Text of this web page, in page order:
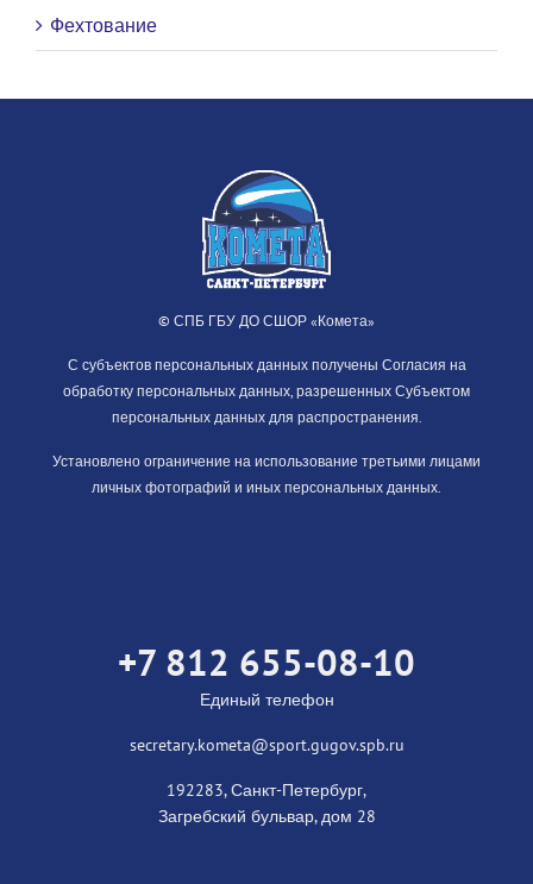
Фехтование
© СПБ ГБУ ДО СШОР «Комета»
С субъектов персональных данных получены Согласия на
обработку персональных данных, разрешенных Субъектом
персональных данных для распространения.
Установлено ограничение на использование третьими лицами
личных фотографий и иных персональных данных.
+7 812 655-08-10
Единый телефон
secretary.kometa@sport.gugov.spb.ru
192283, Санкт-Петербург,
Загребский бульвар, дом 28